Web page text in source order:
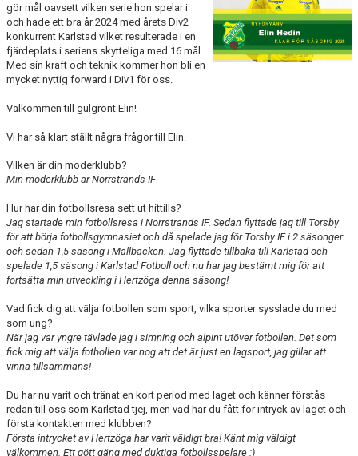
KONTAKT
HISTORIA
gör mål oavsett vilken serie hon spelar i
och hade ett bra år 2024 med årets Div2
konkurrent Karlstad vilket resulterade i en
fjärdeplats i seriens skytteliga med 16 mål.
Med sin kraft och teknik kommer hon bli en
mycket nyttig forward i Div1 för oss.
Välkommen till gulgrönt Elin!
Vi har så klart ställt några frågor till Elin.
Vilken är din moderklubb?
Min moderklubb är Norrstrands IF
Hur har din fotbollsresa sett ut hittills?
Jag startade min fotbollsresa i Norrstrands IF. Sedan flyttade jag till Torsby
för att börja fotbollsgymnasiet och då spelade jag för Torsby IF i 2 säsonger
och sedan 1,5 säsong i Mallbacken. Jag flyttade tillbaka till Karlstad och
spelade 1,5 säsong i Karlstad Fotboll och nu har jag bestämt mig för att
fortsätta min utveckling i Hertzöga denna säsong!
Vad fick dig att välja fotbollen som sport, vilka sporter sysslade du med
som ung?
När jag var yngre tävlade jag i simning och alpint utöver fotbollen. Det som
fick mig att välja fotbollen var nog att det är just en lagsport, jag gillar att
vinna tillsammans!
Du har nu varit och tränat en kort period med laget och känner förstås
redan till oss som Karlstad tjej, men vad har du fått för intryck av laget och
första kontakten med klubben?
Första intrycket av Hertzöga har varit väldigt bra! Känt mig väldigt
välkommen. Ett gött gäng med duktiga fotbollsspelare :)